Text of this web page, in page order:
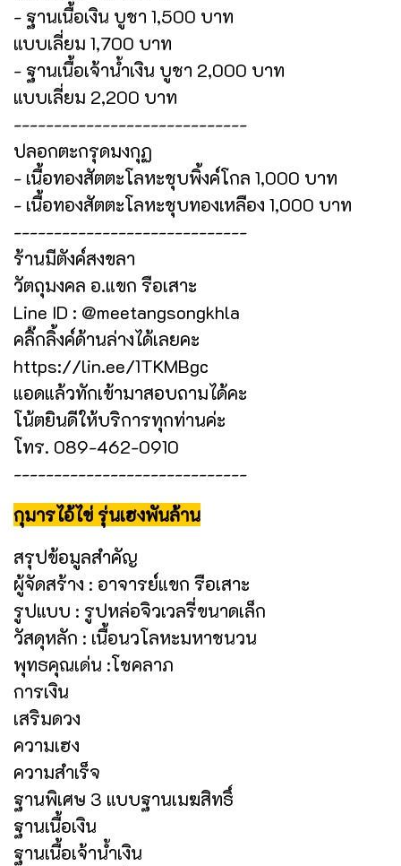
- ฐานเนื้อเงิน บูชา 1,500 บาท
แบบเลี่ยม 1,700 บาท
- ฐานเนื้อเจ้าน้ำเงิน บูชา 2,000 บาท
แบบเลี่ยม 2,200 บาท
-----------------------------
ปลอกตะกรุดมงกุฏ
- เนื้อทองสัตตะโลหะชุบพิ้งค์โกล 1,000 บาท
- เนื้อทองสัตตะโลหะชุบทองเหลือง 1,000 บาท
-----------------------------
ร้านมีตังค์สงขลา
วัตถุมงคล อ.แขก รือเสาะ
Line ID : @meetangsongkhla
คลิ๊กลิ้งค์ด้านล่างได้เลยคะ
https://lin.ee/1TKMBgc
แอดแล้วทักเข้ามาสอบถามได้คะ
โน้ตยินดีให้บริการทุกท่านค่ะ
โทร. 089-462-0910
-----------------------------
กุมารไอ้ไข่ รุ่นเฮงพันล้าน
สรุปข้อมูลสำคัญ
ผู้จัดสร้าง : อาจารย์แขก รือเสาะ
รูปแบบ : รูปหล่อจิวเวลรี่ขนาดเล็ก
วัสดุหลัก : เนื้อนวโลหะมหาชนวน
พุทธคุณเด่น :โชคลาภ
การเงิน
เสริมดวง
ความเฮง
ความสำเร็จ
ฐานพิเศษ 3 แบบฐานเมฆสิทธิ์
ฐานเนื้อเงิน
ฐานเนื้อเจ้าน้ำเงิน